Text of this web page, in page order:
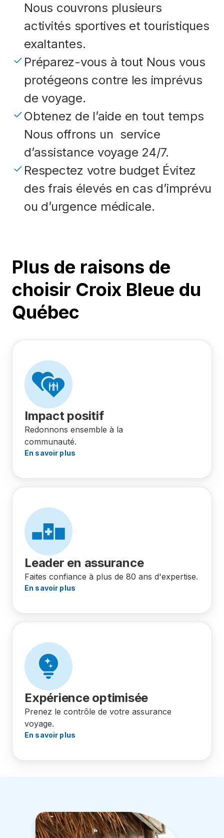
Nous couvrons plusieurs
activités sportives et touristiques
exaltantes.
Préparez-vous à tout Nous vous
protégeons contre les imprévus
de voyage.
Obtenez de l’aide en tout temps
Nous offrons un service
d’assistance voyage 24/7.
Respectez votre budget Évitez
des frais élevés en cas d’imprévu
ou d’urgence médicale.
Plus de raisons de
choisir Croix Bleue du
Québec
Impact positif
Redonnons ensemble à la
communauté.
En savoir plus
Leader en assurance
Faites confiance à plus de 80 ans d'expertise.
En savoir plus
Expérience optimisée
Prenez le contrôle de votre assurance
voyage.
En savoir plus